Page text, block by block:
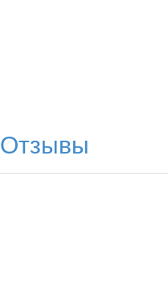
Отзывы